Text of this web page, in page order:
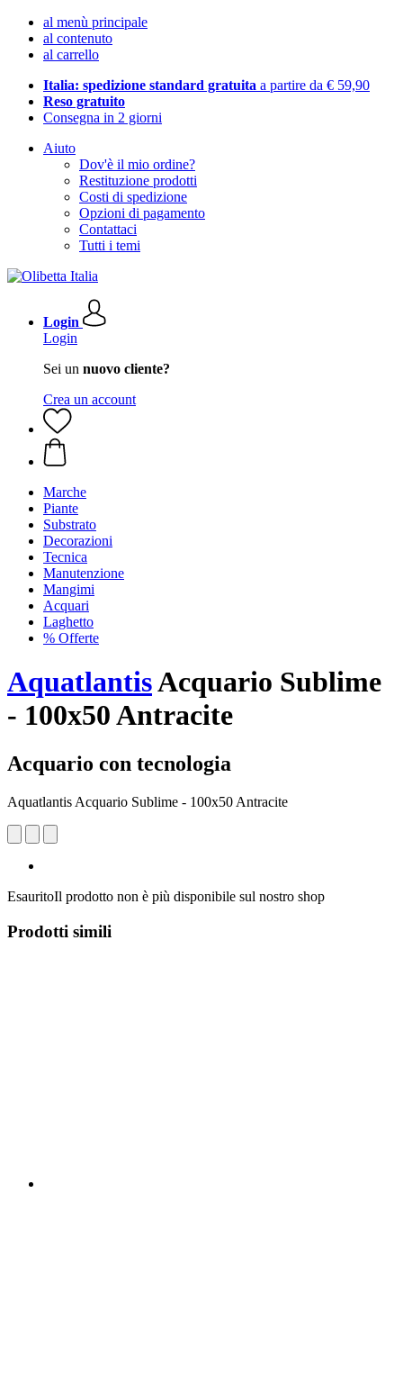
al menù principale
al contenuto
al carrello
Italia: spedizione standard gratuita a partire da € 59,90
Reso gratuito
Consegna in 2 giorni
Aiuto
Dov'è il mio ordine?
Restituzione prodotti
Costi di spedizione
Opzioni di pagamento
Contattaci
Tutti i temi
Login
Login
Sei un nuovo cliente?
Crea un account
Marche
Piante
Substrato
Decorazioni
Tecnica
Manutenzione
Mangimi
Acquari
Laghetto
% Offerte
AquatlantisAcquario Sublime
- 100x50 Antracite
Acquario con tecnologia
Aquatlantis Acquario Sublime - 100x50 Antracite
EsauritoIl prodotto non è più disponibile sul nostro shop
Prodotti simili